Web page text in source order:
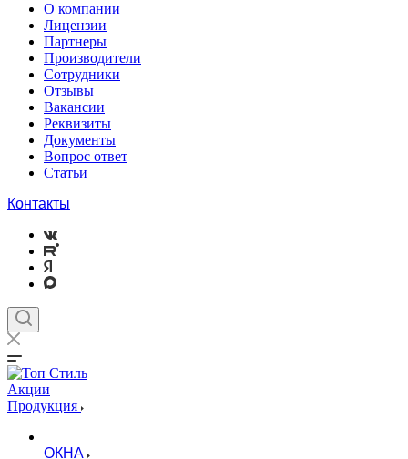
О компании
Лицензии
Партнеры
Производители
Сотрудники
Отзывы
Вакансии
Реквизиты
Документы
Вопрос ответ
Статьи
Контакты
Акции
Продукция
ОКНА